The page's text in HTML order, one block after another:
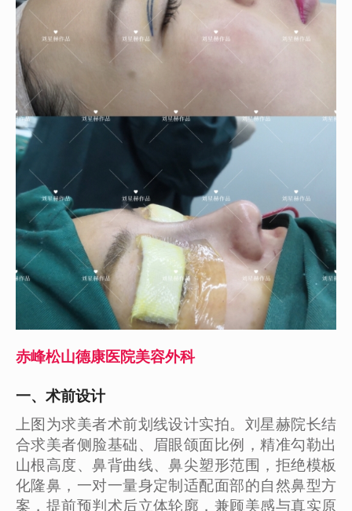
赤峰松山德康医院美容外科
一、术前设计
上图为求美者术前划线设计实拍。刘星赫院长结
合求美者侧脸基础、眉眼颌面比例，精准勾勒出
山根高度、鼻背曲线、鼻尖塑形范围，拒绝模板
化隆鼻，一对一量身定制适配面部的自然鼻型方
案，提前预判术后立体轮廓，兼顾美感与真实原